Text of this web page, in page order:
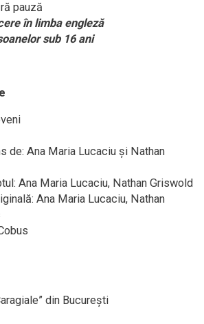
pauză
în limba engleză
sub 16 ani
de: Ana Maria Lucaciu și Nathan
Ana Maria Lucaciu, Nathan Griswold
Ana Maria Lucaciu, Nathan
din București